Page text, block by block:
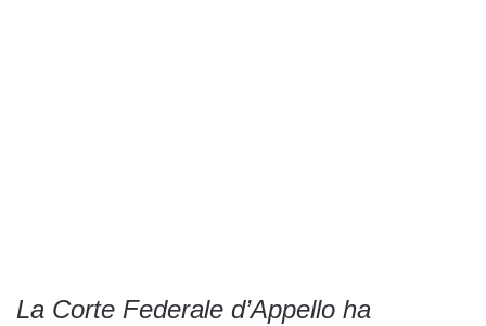
La Corte Federale d’Appello ha